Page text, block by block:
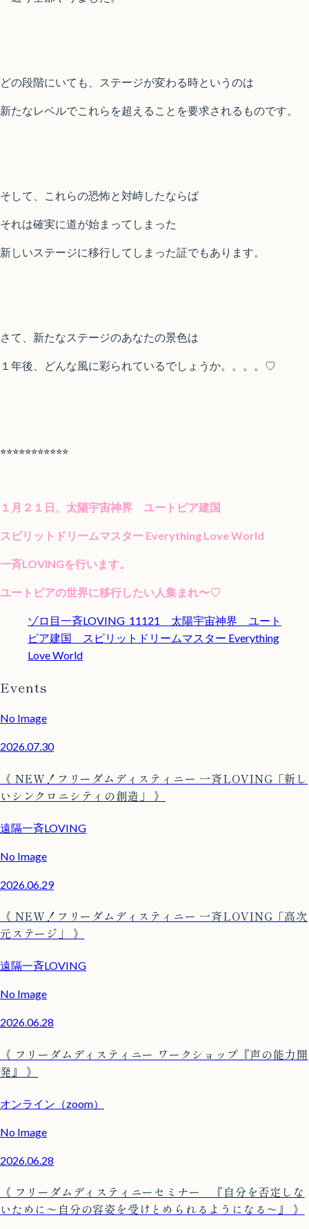
どの段階にいても、ステージが変わる時というのは
新たなレベルでこれらを超えることを要求されるものです。
そして、これらの恐怖と対峙したならば
それは確実に道が始まってしまった
新しいステージに移行してしまった証でもあります。
さて、新たなステージのあなたの景色は
１年後、どんな風に彩られているでしょうか。。。。♡
⭐︎⭐︎⭐︎⭐︎⭐︎⭐︎⭐︎⭐︎⭐︎⭐︎⭐︎
１月２１日、太陽宇宙神界 ユートピア建国
スピリットドリームマスター Everything Love World
一斉LOVINGを行います。
ユートピアの世界に移行したい人集まれ〜♡
ゾロ目一斉LOVING 11121 太陽宇宙神界 ユート
ピア建国 スピリットドリームマスター Everything
Love World
Events
No Image
2026.07.30
《 NEW！フリーダムディスティニー 一斉LOVING「新し
いシンクロニシティの創造」 》
遠隔一斉LOVING
No Image
2026.06.29
《 NEW！フリーダムディスティニー 一斉LOVING「高次
元ステージ」 》
遠隔一斉LOVING
No Image
2026.06.28
《 フリーダムディスティニー ワークショップ『声の能力開
発』 》
オンライン（zoom）
No Image
2026.06.28
《 フリーダムディスティニーセミナー 『自分を否定しな
いために〜自分の容姿を受けとめられるようになる〜』 》